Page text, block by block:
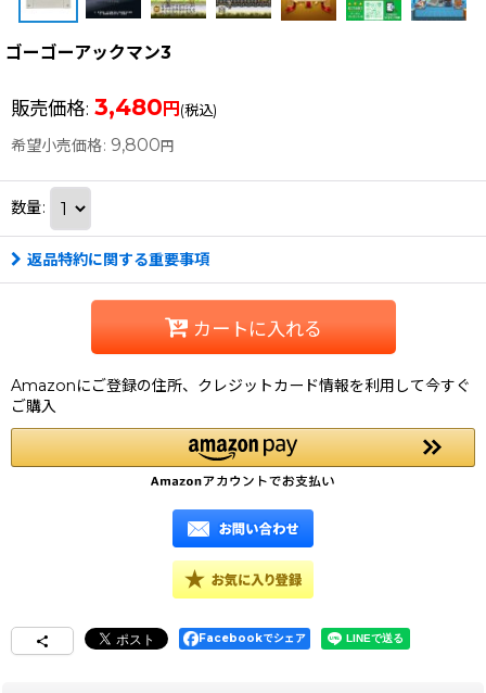
ゴーゴーアックマン3
販売価格: 3,480 円 (税込)
希望小売価格: 9,800 円
数量:
返品特約に関する重要事項
カートに入れる
Amazonにご登録の住所、クレジットカード情報を利用して今すぐ
ご購入
Facebookでシェア